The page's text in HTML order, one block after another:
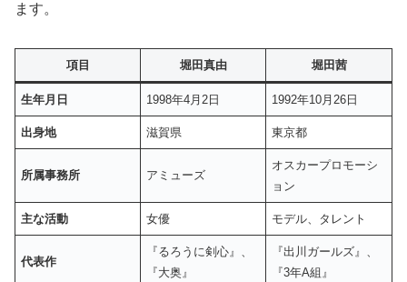
ます。
項目 堀田真由 堀田茜
生年月日 1998年4月2日 1992年10月26日
出身地 滋賀県 東京都
所属事務所 アミューズ
オスカープロモーシ
ョン
主な活動 女優 モデル、タレント
代表作
『るろうに剣心』、
『大奥』
『出川ガールズ』、
『3年A組』